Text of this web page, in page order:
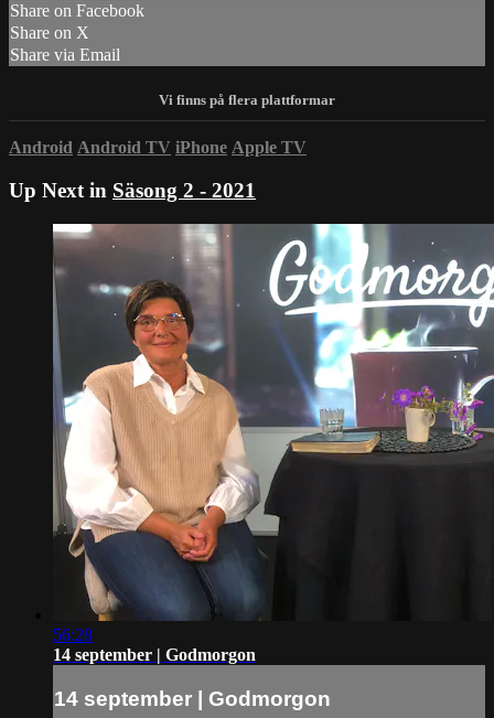
Share on Facebook
Share on X
Share via Email
Android Android TV iPhone Apple TV
Up Next in Säsong 2 - 2021
56:28
14 september | Godmorgon
14 september | Godmorgon